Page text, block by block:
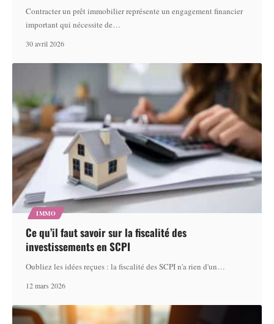
Contracter un prêt immobilier représente un engagement financier
important qui nécessite de…
30 avril 2026
IMMO
Ce qu’il faut savoir sur la fiscalité des
investissements en SCPI
Oubliez les idées reçues : la fiscalité des SCPI n'a rien d'un…
12 mars 2026